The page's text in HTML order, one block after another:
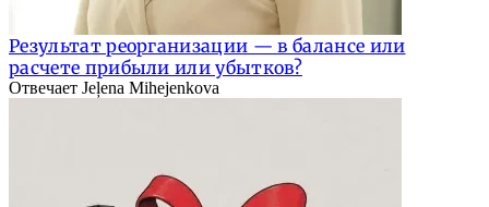
Результат реорганизации — в балансе или
расчете прибыли или убытков?
Отвечает Jeļena Mihejenkova